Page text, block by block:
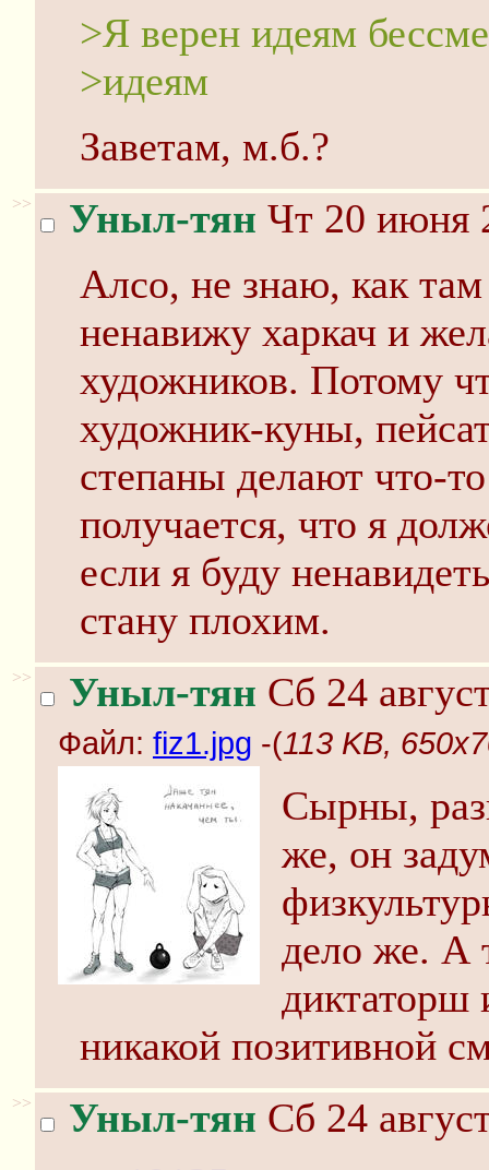
>Я верен идеям
>идеям
Заветам, м.б.?
>> Уныл-тян Чт 20 июня
Алсо, не знаю, как
ненавижу харкач и
художников. Потому
художник-куны,
степаны делают что-
получается, что я
если я буду
стану плохим.
>> Уныл-тян Сб 24
Файл: fiz1.jpg -(113 KB,
Сырны,
же, он
дело же. А
никакой позитивной
>> Уныл-тян Сб 24